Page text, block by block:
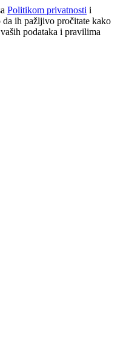
Politikom privatnosti i
da ih pažljivo pročitate kako
podataka i pravilima